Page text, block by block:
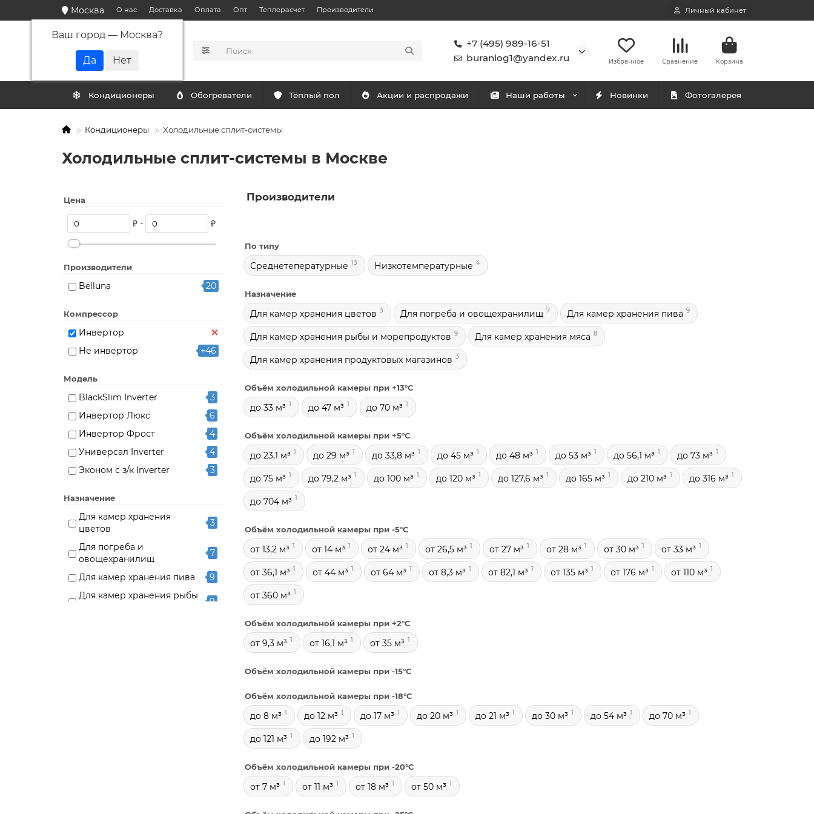
Москва
Ваш город — Москва?
О нас Доставка Оплата Опт Теплорасчет Производители Личный кабинет
+7 (495) 989-16-51
buranlog1@yandex.ru
Избранное Сравнение Корзина
Кондиционеры Обогреватели Тёплый пол Акции и распродажи Наши работы Новинки Фотогалерея
Кондиционеры Холодильные сплит-системы
Холодильные сплит-системы в Москве
Цена
₽ - ₽
Производители
Belluna 20
Компрессор
Инвертор
Не инвертор
+46
Модель
BlackSlim Inverter
3
Инвертор Люкс
6
Инвертор Фрост
4
Универсал Inverter
4
Эконом с з/к Inverter
3
Назначение
Для камер хранения
цветов
3
Для погреба и
овощехранилищ
7
Для камер хранения пива
9
Для камер хранения рыбы
9
Производители
По типу
Среднетепературные 13 Низкотемпературные 4
Назначение
Для камер хранения цветов 3 Для погреба и овощехранилищ 7 Для камер хранения пива 9
Для камер хранения рыбы и морепродуктов 9 Для камер хранения мяса 8
Для камер хранения продуктовых магазинов 3
Объём холодильной камеры при +13°С
до 33 м³ 1 до 47 м³ 1 до 70 м³ 1
Объём холодильной камеры при +5°С
до 23,1 м³ 1 до 29 м³ 1 до 33,8 м³ 1 до 45 м³ 1 до 48 м³ 1 до 53 м³ 1 до 56,1 м³ 1 до 73 м³ 1
до 75 м³ 1 до 79,2 м³ 1 до 100 м³ 1 до 120 м³ 1 до 127,6 м³ 1 до 165 м³ 1 до 210 м³ 1 до 316 м³ 1
до 704 м³ 1
Объём холодильной камеры при -5°С
от 13,2 м³ 1 от 14 м³ 1 от 24 м³ 1 от 26,5 м³ 1 от 27 м³ 1 от 28 м³ 1 от 30 м³ 1 от 33 м³ 1
от 36,1 м³ 1 от 44 м³ 1 от 64 м³ 1 от 8,3 м³ 1 от 82,1 м³ 1 от 135 м³ 1 от 176 м³ 1 от 110 м³ 1
от 360 м³ 1
Объём холодильной камеры при +2°С
от 9,3 м³ 1 от 16,1 м³ 1 от 35 м³ 1
Объём холодильной камеры при -15°С
Объём холодильной камеры при -18°С
до 8 м³ 1 до 12 м³ 1 до 17 м³ 1 до 20 м³ 1 до 21 м³ 1 до 30 м³ 1 до 54 м³ 1 до 70 м³ 1
до 121 м³ 1 до 192 м³ 1
Объём холодильной камеры при -20°С
от 7 м³ 1 от 11 м³ 1 от 18 м³ 1 от 50 м³ 1